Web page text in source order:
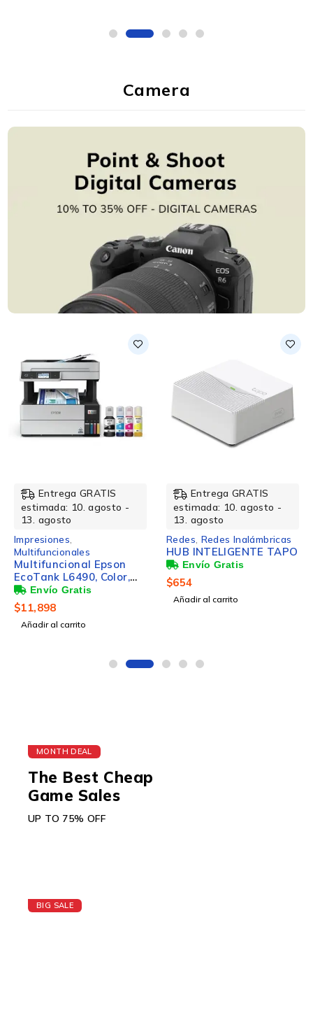
Camera
Entrega GRATIS
estimada: 10. agosto -
13. agosto
Impresiones
Multifuncionales
Multifuncional Epson
EcoTank L6490, Color,
Inyección de Tinta,
Tanque de Tinta,
Inalámbrico,
Print/Scan/Copy/Fax
$11,898
Añadir al carrito
Entrega GRATIS
estimada: 10. agosto -
13. agosto
Redes Redes Inalámbricas
HUB INTELIGENTE TAPO
$654
Añadir al carrito
MONTH DEAL
The Best Cheap
Game Sales
UP TO 75% OFF
BIG SALE